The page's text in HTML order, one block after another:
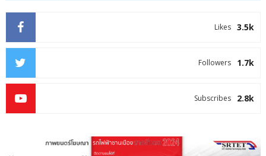
3.5k
Likes
1.7k
Followers
2.8k
Subscribes